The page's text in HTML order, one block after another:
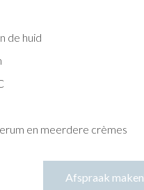
de huid
en meerdere crèmes
Afspraak maken